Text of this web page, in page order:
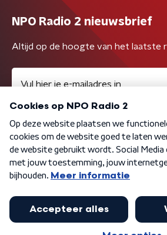
NPO Radio 2 nieuwsbrief
Altijd op de hoogte van het laatste
Algemene voorwaarden